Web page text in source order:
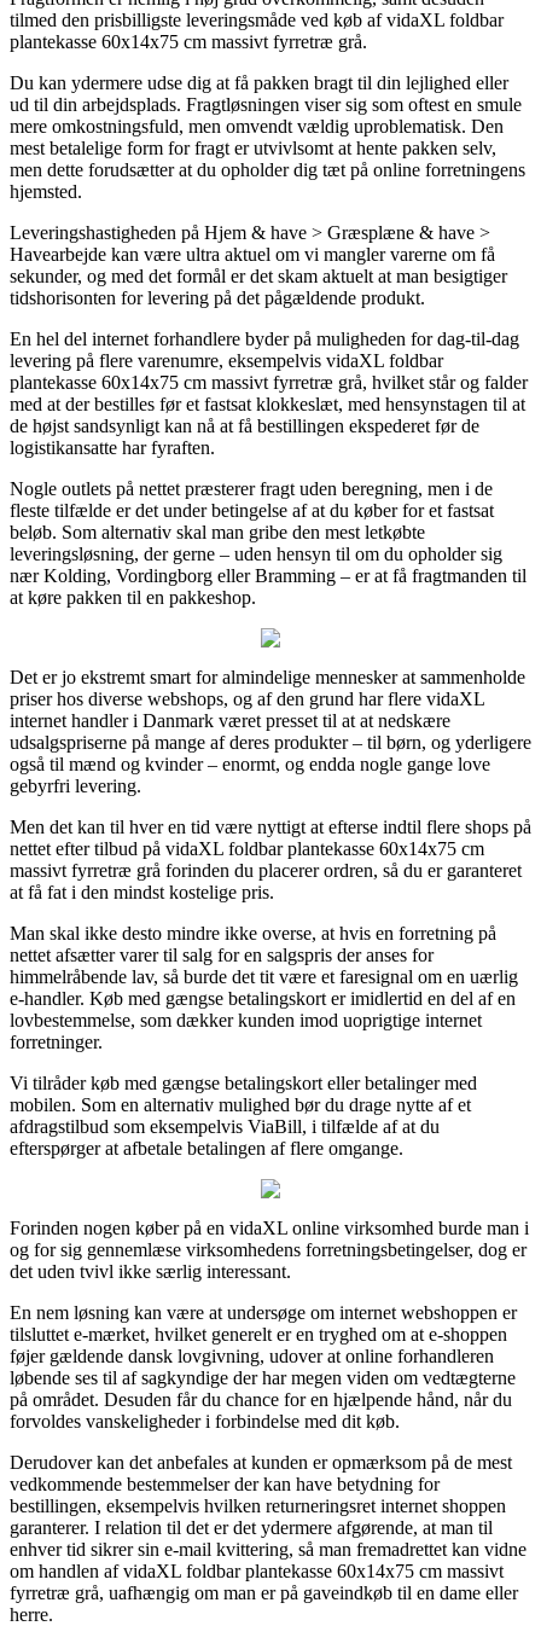
tilmed den prisbilligste leveringsmåde ved køb af vidaXL foldbar
plantekasse 60x14x75 cm massivt fyrretræ grå.
Du kan ydermere udse dig at få pakken bragt til din lejlighed eller
ud til din arbejdsplads. Fragtløsningen viser sig som oftest en smule
mere omkostningsfuld, men omvendt vældig uproblematisk. Den
mest betalelige form for fragt er utvivlsomt at hente pakken selv,
men dette forudsætter at du opholder dig tæt på online forretningens
hjemsted.
Leveringshastigheden på Hjem & have > Græsplæne & have >
Havearbejde kan være ultra aktuel om vi mangler varerne om få
sekunder, og med det formål er det skam aktuelt at man besigtiger
tidshorisonten for levering på det pågældende produkt.
En hel del internet forhandlere byder på muligheden for dag-til-dag
levering på flere varenumre, eksempelvis vidaXL foldbar
plantekasse 60x14x75 cm massivt fyrretræ grå, hvilket står og falder
med at der bestilles før et fastsat klokkeslæt, med hensynstagen til at
de højst sandsynligt kan nå at få bestillingen ekspederet før de
logistikansatte har fyraften.
Nogle outlets på nettet præsterer fragt uden beregning, men i de
fleste tilfælde er det under betingelse af at du køber for et fastsat
beløb. Som alternativ skal man gribe den mest letkøbte
leveringsløsning, der gerne – uden hensyn til om du opholder sig
nær Kolding, Vordingborg eller Bramming – er at få fragtmanden til
at køre pakken til en pakkeshop.
Det er jo ekstremt smart for almindelige mennesker at sammenholde
priser hos diverse webshops, og af den grund har flere vidaXL
internet handler i Danmark været presset til at at nedskære
udsalgspriserne på mange af deres produkter – til børn, og yderligere
også til mænd og kvinder – enormt, og endda nogle gange love
gebyrfri levering.
Men det kan til hver en tid være nyttigt at efterse indtil flere shops på
nettet efter tilbud på vidaXL foldbar plantekasse 60x14x75 cm
massivt fyrretræ grå forinden du placerer ordren, så du er garanteret
at få fat i den mindst kostelige pris.
Man skal ikke desto mindre ikke overse, at hvis en forretning på
nettet afsætter varer til salg for en salgspris der anses for
himmelråbende lav, så burde det tit være et faresignal om en uærlig
e-handler. Køb med gængse betalingskort er imidlertid en del af en
lovbestemmelse, som dækker kunden imod uoprigtige internet
forretninger.
Vi tilråder køb med gængse betalingskort eller betalinger med
mobilen. Som en alternativ mulighed bør du drage nytte af et
afdragstilbud som eksempelvis ViaBill, i tilfælde af at du
efterspørger at afbetale betalingen af flere omgange.
Forinden nogen køber på en vidaXL online virksomhed burde man i
og for sig gennemlæse virksomhedens forretningsbetingelser, dog er
det uden tvivl ikke særlig interessant.
En nem løsning kan være at undersøge om internet webshoppen er
tilsluttet e-mærket, hvilket generelt er en tryghed om at e-shoppen
føjer gældende dansk lovgivning, udover at online forhandleren
løbende ses til af sagkyndige der har megen viden om vedtægterne
på området. Desuden får du chance for en hjælpende hånd, når du
forvoldes vanskeligheder i forbindelse med dit køb.
Derudover kan det anbefales at kunden er opmærksom på de mest
vedkommende bestemmelser der kan have betydning for
bestillingen, eksempelvis hvilken returneringsret internet shoppen
garanterer. I relation til det er det ydermere afgørende, at man til
enhver tid sikrer sin e-mail kvittering, så man fremadrettet kan vidne
om handlen af vidaXL foldbar plantekasse 60x14x75 cm massivt
fyrretræ grå, uafhængig om man er på gaveindkøb til en dame eller
herre.